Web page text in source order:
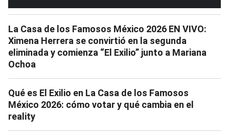
La Casa de los Famosos México 2026 EN VIVO:
Ximena Herrera se convirtió en la segunda
eliminada y comienza “El Exilio” junto a Mariana
Ochoa
Qué es El Exilio en La Casa de los Famosos
México 2026: cómo votar y qué cambia en el
reality